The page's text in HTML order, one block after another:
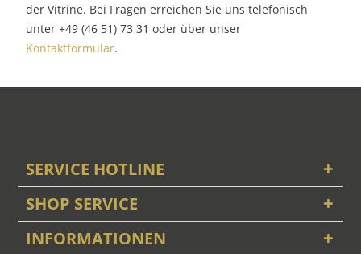
der Vitrine. Bei Fragen erreichen Sie uns telefonisch
unter +49 (46 51) 73 31 oder über unser
Kontaktformular.
SERVICE HOTLINE
SHOP SERVICE
INFORMATIONEN